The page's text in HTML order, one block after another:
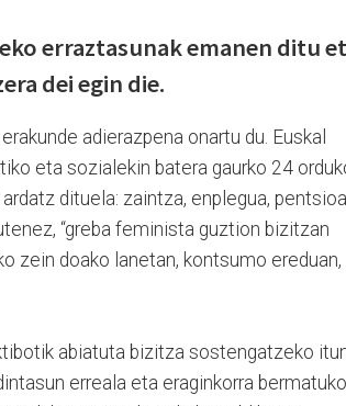
erraztasunak emanen ditu
dei egin die.
adierazpena onartu du. Euskal
eta sozialekin batera gaurko 24
dituela: zaintza, enplegua,
“greba feminista guztion bizitzan
zein doako lanetan, kontsumo ereduan,
abiatuta bizitza sostengatzeko
erreala eta eraginkorra bermatuko